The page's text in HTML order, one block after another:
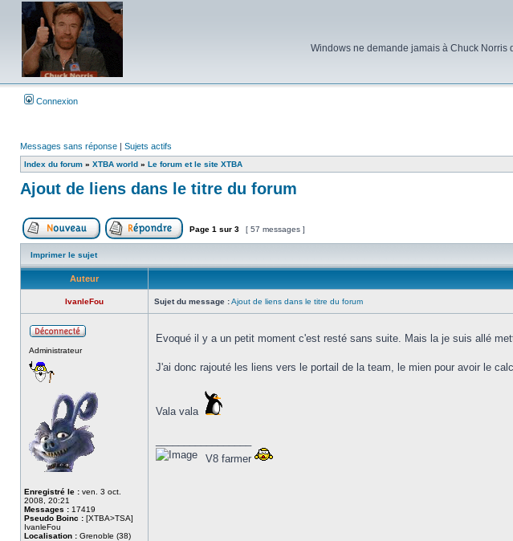
Windows ne demande jamais à Chuck Norris
Connexion
Messages sans réponse | Sujets actifs
Index du forum » XTBA world » Le forum et le site XTBA
Ajout de liens dans le titre du forum
Poster un nouveau sujetRépondre au sujet
Page 1 sur 3 [ 57 messages ]
Imprimer le sujet
Auteur
IvanleFou Sujet du message :Ajout de liens dans le titre du forum
Administrateur
Enregistré le : ven. 3 oct.
2008, 20:21
Messages : 17419
Pseudo Boinc : [XTBA>TSA]
IvanleFou
Localisation : Grenoble (38)
Evoqué il y a un petit moment c'est resté sans suite. Mais la je suis allé
J'ai donc rajouté les liens vers le portail de la team, le mien pour avoir le
Vala vala
V8 farmer